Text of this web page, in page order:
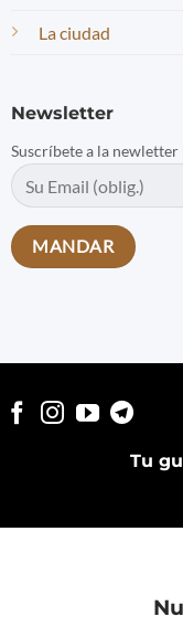
La ciudad
Newsletter
Suscríbete a la
Tu